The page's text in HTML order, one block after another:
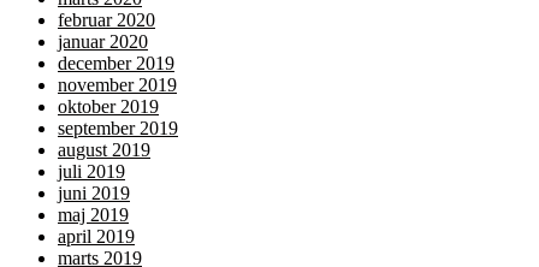
februar 2020
januar 2020
december 2019
november 2019
oktober 2019
september 2019
august 2019
juli 2019
juni 2019
maj 2019
april 2019
marts 2019